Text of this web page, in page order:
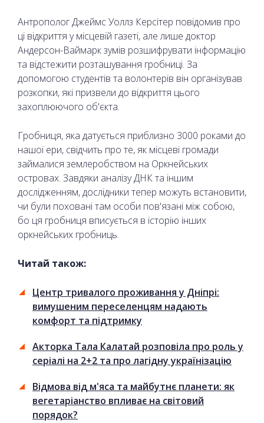
Антрополог Джеймс Уоллз Керсітер повідомив про
ці відкриття у місцевій газеті, але лише доктор
Андерсон-Ваймарк зумів розшифрувати інформацію
та відстежити розташування гробниці. За
допомогою студентів та волонтерів він організував
розкопки, які призвели до відкриття цього
захоплюючого об'єкта.
Гробниця, яка датується приблизно 3000 роками до
нашої ери, свідчить про те, як місцеві громади
займалися землеробством на Оркнейських
островах. Завдяки аналізу ДНК та іншим
дослідженням, дослідники тепер можуть встановити,
чи були поховані там особи пов'язані між собою,
бо ця гробниця вписується в історію інших
оркнейських гробниць.
Читай також:
Центр тривалого проживання у Дніпрі:
вимушеним переселенцям надають
комфорт та підтримку
Акторка Тала Калатай розповіла про роль у
серіалі на 2+2 та про лагідну українізацію
Відмова від м'яса та майбутнє планети: як
вегетаріанство впливає на світовий
порядок?